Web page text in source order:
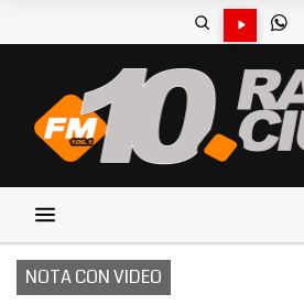
NOTA CON VIDEO